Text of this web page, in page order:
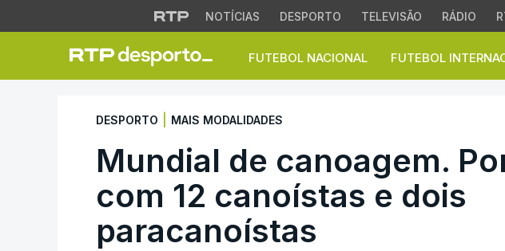
NOTÍCIAS DESPORTO TELEVISÃO RÁDIO
FUTEBOL NACIONAL FUTEBOL
Mundial de canoagem.
DESPORTO MAIS MODALIDADES
Mundial de canoagem.
com 12 canoístas e dois
paracanoístas